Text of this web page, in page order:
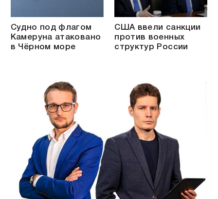
Судно под флагом
Камеруна атаковано
в Чёрном море
США ввели санкции
против военных
структур России